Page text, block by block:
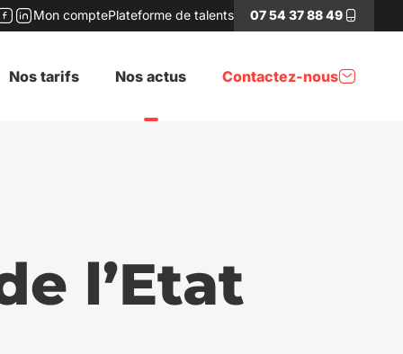
LinkedIn
Mon comptePlateforme de talents 07 54 37 88 49
Nos tarifs Nos actus Contactez-nous
l’Etat